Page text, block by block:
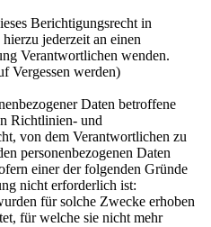
Berichtigungsrecht in
jederzeit an einen
Verantwortlichen wenden.
Vergessen werden)
Daten betroffene
Richtlinien- und
von dem Verantwortlichen zu
personenbezogenen Daten
einer der folgenden Gründe
nicht erforderlich ist:
für solche Zwecke erhoben
für welche sie nicht mehr